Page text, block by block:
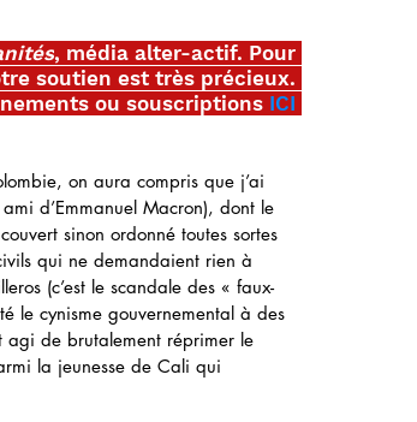
, média alter-actif. Pour
soutien est très précieux.
ou souscriptions ICI
on aura compris que j’ai
d’Emmanuel Macron), dont le
sinon ordonné toutes sortes
qui ne demandaient rien à
(c’est le scandale des « faux-
le cynisme gouvernemental à des
agi de brutalement réprimer le
la jeunesse de Cali qui